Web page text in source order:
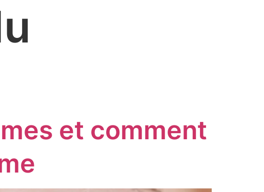
et comment